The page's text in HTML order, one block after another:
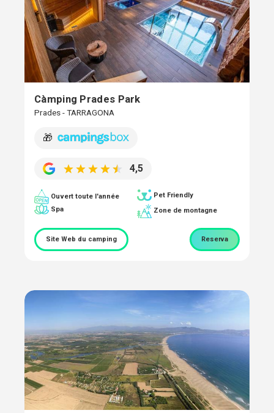
Càmping Prades Park
Prades - TARRAGONA
🎁
4,5
Ouvert toute l'année
Pet Friendly
Spa
Zone de montagne
Site Web du camping Reserva